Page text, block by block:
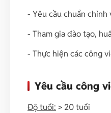
- Yêu cầu chuẩn
- Tham gia đào tạo,
- Thực hiện các công
Yêu cầu công
Độ tuổi: > 20 tuổi